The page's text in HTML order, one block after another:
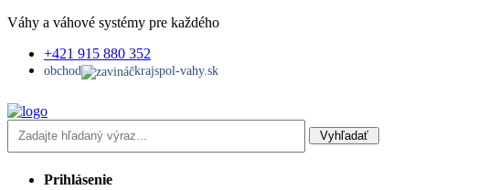
Váhy a váhové systémy pre každého
+421 915 880 352
obchod krajspol-vahy.sk
Vyhľadať
Prihlásenie